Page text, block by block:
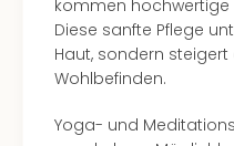
kommen hochwertige
Diese sanfte Pflege
Haut, sondern
Wohlbefinden.
Yoga- und